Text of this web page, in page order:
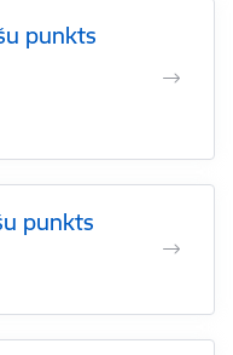
punkts
punkts